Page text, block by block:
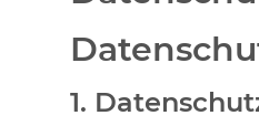
1.